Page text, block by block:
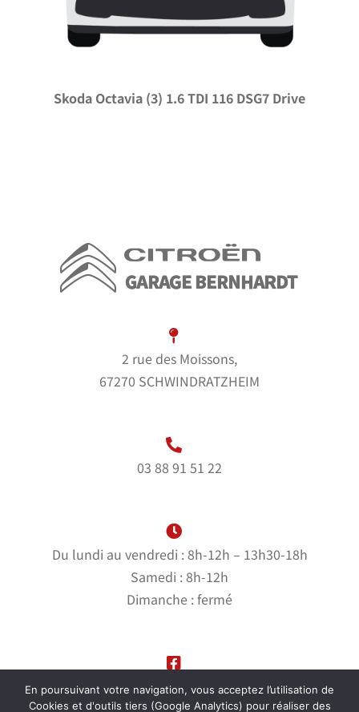
Skoda Octavia (3) 1.6 TDI 116 DSG7 Drive
2 rue des Moissons,
67270 SCHWINDRATZHEIM
03 88 91 51 22
Du lundi au vendredi : 8h-12h – 13h30-18h
Samedi : 8h-12h
Dimanche : fermé
Suivez-nous sur notre page Facebook
En poursuivant votre navigation, vous acceptez l’utilisation de
Cookies et d'outils tiers (Google Analytics) pour réaliser des